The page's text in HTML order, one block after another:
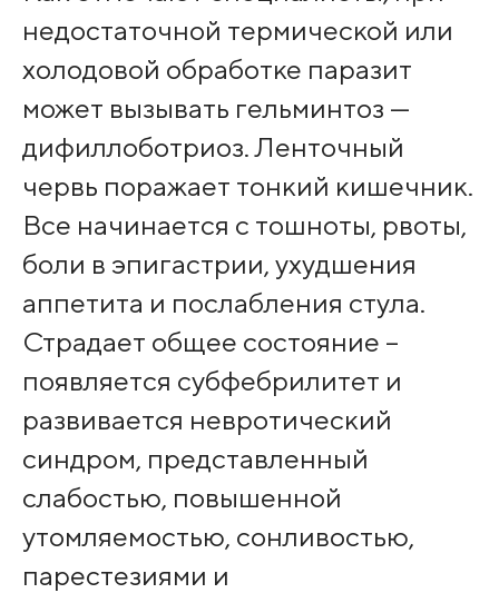
недостаточной термической или
холодовой обработке паразит
может вызывать гельминтоз —
дифиллоботриоз. Ленточный
червь поражает тонкий кишечник.
Все начинается с тошноты, рвоты,
боли в эпигастрии, ухудшения
аппетита и послабления стула.
Страдает общее состояние –
появляется субфебрилитет и
развивается невротический
синдром, представленный
слабостью, повышенной
утомляемостью, сонливостью,
парестезиями и